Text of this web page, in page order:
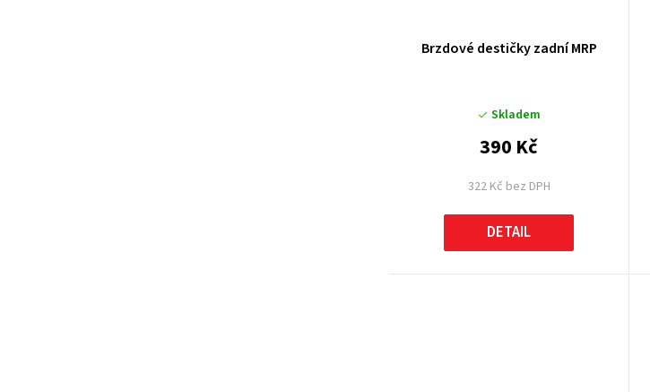
Brzdové destičky zadní MRP
Skladem
322 Kč bez DPH
390 Kč
DETAIL